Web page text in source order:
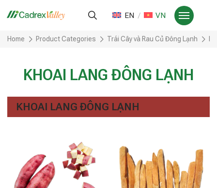
EN VN
Home Product Categories Trái Cây và Rau Củ Đông Lạnh
KHOAI LANG ĐÔNG LẠNH
KHOAI LANG ĐÔNG LẠNH